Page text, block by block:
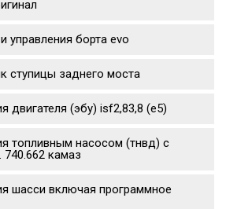
управления борта evo
ступицы заднего моста
двигателя (эбу) isf2,83,8 (е5)
топливным насосом (тнвд) с
камаз
шасси включая программное